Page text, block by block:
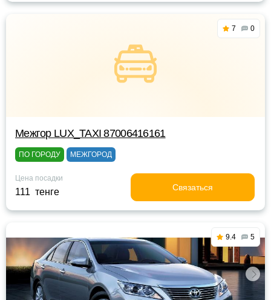
7 0
Межгор LUX_TAXI 87006416161
ПО ГОРОДУ МЕЖГОРОД
Цена посадки
111 тенге Связаться
9.4 5